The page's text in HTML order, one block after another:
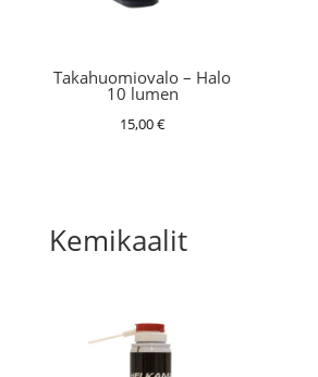
Takahuomiovalo – Halo
10 lumen
15,00€
Kemikaalit